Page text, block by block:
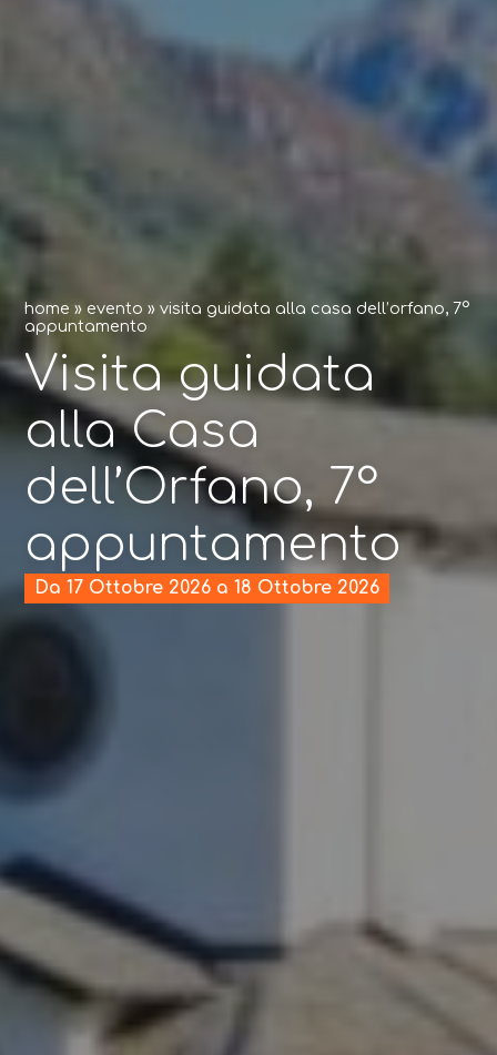
home » evento »visita guidata alla casa dell’orfano, 7°
appuntamento
Visita guidata
alla Casa
dell’Orfano, 7°
appuntamento
Da 17 Ottobre 2026 a 18 Ottobre 2026